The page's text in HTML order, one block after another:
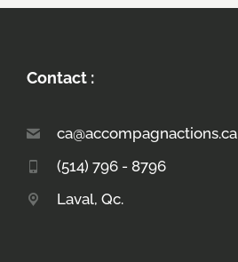
Contact :
ca@accompagnactions.ca
(514) 796 - 8796
Laval, Qc.